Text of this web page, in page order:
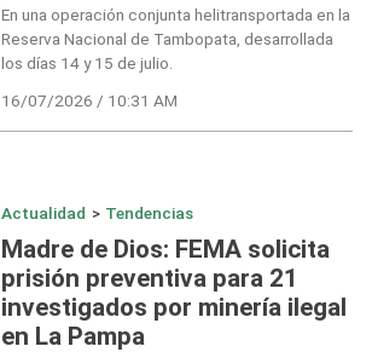
En una operación conjunta helitransportada en la
Reserva Nacional de Tambopata, desarrollada
los días 14 y 15 de julio.
16/07/2026 / 10:31 AM
Actualidad > Tendencias
Madre de Dios: FEMA solicita
prisión preventiva para 21
investigados por minería ilegal
en La Pampa